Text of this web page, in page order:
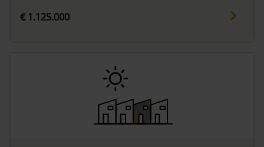
€ 1.125.000